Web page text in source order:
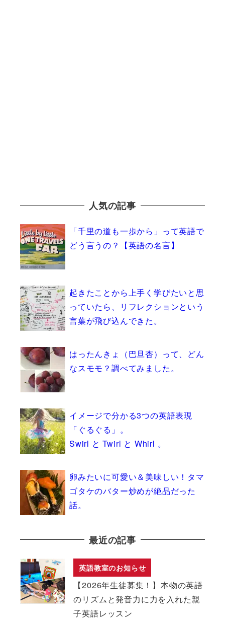
人気の記事
「千里の道も一歩から」って英語で
どう言うの？【英語の名言】
起きたことから上手く学びたいと思
っていたら、リフレクションという
言葉が飛び込んできた。
はったんきょ（巴旦杏）って、どん
なスモモ？調べてみました。
イメージで分かる3つの英語表現
「ぐるぐる」。
Swirl と Twirl と Whirl 。
卵みたいに可愛い＆美味しい！タマ
ゴタケのバター炒めが絶品だった
話。
最近の記事
英語教室のお知らせ
【2026年生徒募集！】本物の英語
のリズムと発音力に力を入れた親
子英語レッスン